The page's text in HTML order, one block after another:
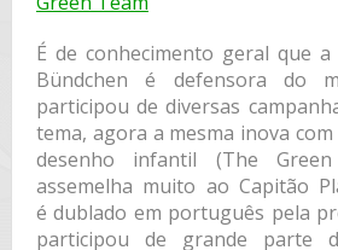
É de conhecimento geral que
Bündchen é defensora do
participou de diversas
tema, agora a mesma inova
desenho infantil (The
assemelha muito ao Capitão
é dublado em português pela
participou de grande parte